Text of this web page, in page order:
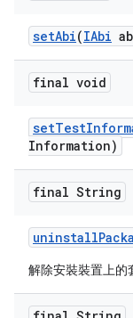
setAbi(IAbi
final void
setTest
Information)
final String
uninstall
解除安裝裝置上的